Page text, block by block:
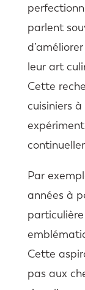
parlent
leur art
Cette
cuisiniers
Par
années à
Cette
pas aux